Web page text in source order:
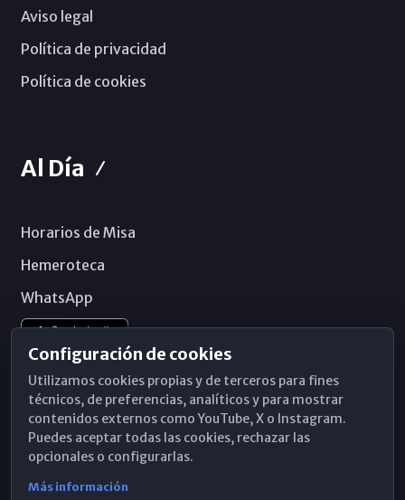
Aviso legal
Política de privacidad
Política de cookies
Al Día
Horarios de Misa
Hemeroteca
WhatsApp
Configuración de cookies
Utilizamos cookies propias y de terceros para fines
técnicos, de preferencias, analíticos y para mostrar
contenidos externos como YouTube, X o Instagram.
Puedes aceptar todas las cookies, rechazar las
opcionales o configurarlas.
Más información